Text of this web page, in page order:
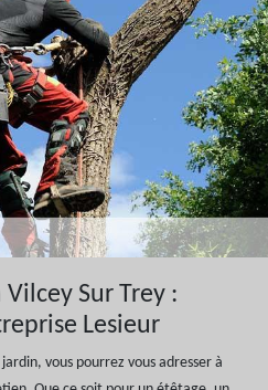
Sur Trey :
Lesieur
vous pourrez vous adresser à